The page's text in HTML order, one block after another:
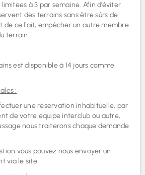
à 3 par semaine. Afin d’éviter
des terrains sans être sûrs de
de ce fait, empècher un autre membre
terrain.
est disponible à 14 jours comme
:
une réservation inhabituelle, par
de votre équipe interclub ou autre,
nous traiterons chaque demande
vous pouvez nous envoyer un
via le site.